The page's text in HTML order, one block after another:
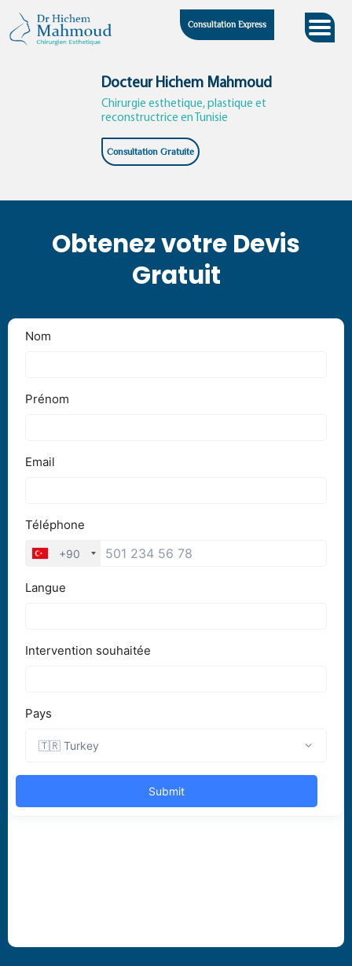
content
Consultation Express
Docteur Hichem Mahmoud
Chirurgie esthetique, plastique et
reconstructrice en Tunisie
Consultation Gratuite
Obtenez votre Devis
Gratuit